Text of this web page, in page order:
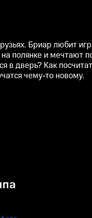
Бриар любит
полянке и мечтают
в дверь? Как
чему-то новому.